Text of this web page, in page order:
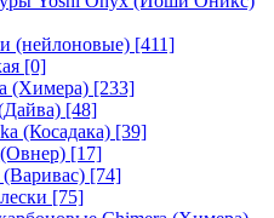
(нейлоновые) [411]
[0]
(Химера) [233]
[48]
(Косадака) [39]
[17]
[74]
[75]